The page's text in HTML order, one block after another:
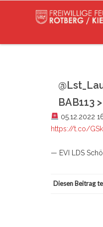
BAB113
05.12.2022
https://t.co/
— EVI LDS
Diesen Beitrag